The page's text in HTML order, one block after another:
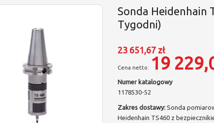
Sonda Heidenhain
Tygodni)
23 651,67 zł
19
Numer katalogowy
1178530-52
Zakres dostawy:Sonda
Heidenhain TS460 z